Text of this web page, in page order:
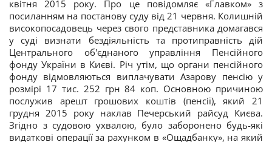
квітня 2015 року. Про це повідомляє «Главком» з
посиланням на постанову суду від 21 червня. Колишній
високопосадовець через свого представника домагався
у суді визнати бездіяльність та протиправність дій
Центрального об'єднаного управління Пенсійного
фонду України в Києві. Річ утім, що органи пенсійного
фонду відмовляються виплачувати Азарову пенсію у
розмірі 17 тис. 252 грн 84 коп. Основною причиною
послужив арешт грошових коштів (пенсії), який 21
грудня 2015 року наклав Печерський райсуд Києва.
Згідно з судовою ухвалою, було заборонено будь-які
видаткові операції за рахунком в «Ощадбанку», на який